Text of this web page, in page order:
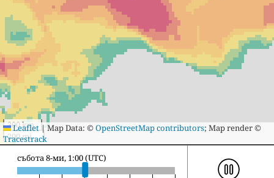
300 km
200 mi
Leaflet | Map Data: ©OpenStreetMap contributors; Map render ©
Tracestrack
събота 8-ми, 20:00 (UTC)